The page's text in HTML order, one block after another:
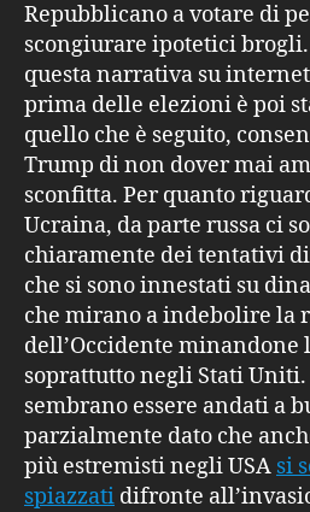
Repubblicano a votare di
scongiurare ipotetici
questa narrativa su
prima delle elezioni è poi
quello che è seguito,
Trump di non dover mai
sconfitta. Per quanto
Ucraina, da parte russa ci
chiaramente dei tentativi
che si sono innestati su
che mirano a indebolire la
dell’Occidente minandone
soprattutto negli Stati
sembrano essere andati a
parzialmente dato che
più estremisti negli USA si
spiazzati difronte